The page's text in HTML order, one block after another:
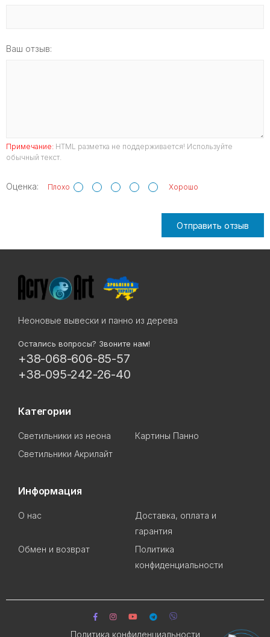
Ваш отзыв:
Примечание: HTML разметка не поддерживается! Используйте
обычный текст.
Оценка: Плохо Хорошо
Отправить отзыв
Неоновые вывески и панно из дерева
Остались вопросы? Звоните нам!
+38-068-606-85-57
+38-095-242-26-40
Категории
Светильники из неона
Картины Панно
Светильники Акрилайт
Информация
О нас
Доставка, оплата и
гарантия
Обмен и возврат
Политика
конфиденциальности
Политика конфиденциальности